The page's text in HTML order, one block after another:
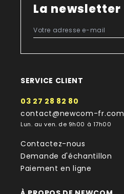
La newsletter
SERVICE CLIENT
03 27 28 82 80
contact@newcom-fr.com
Lun. au ven. de 9h00 à 17h00
Contactez-nous
Demande d'échantillon
Paiement en ligne